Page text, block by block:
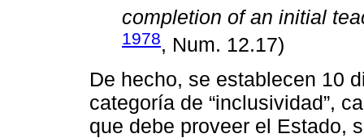
completion of an initial
1978, Num. 12.17)
De hecho, se establecen 10
categoría de “inclusividad”,
que debe proveer el Estado,